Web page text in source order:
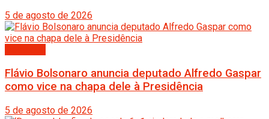
5 de agosto de 2026
Flávio Bolsonaro anuncia deputado Alfredo Gaspar
como vice na chapa dele à Presidência
5 de agosto de 2026